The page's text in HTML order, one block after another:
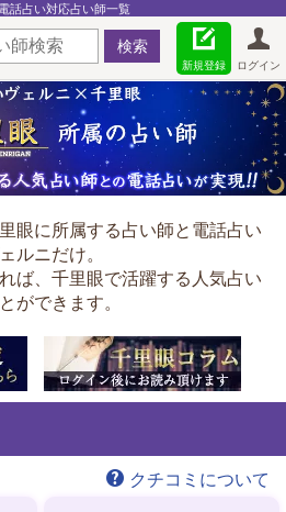
話占い対応占い師一覧
ログイン
新規登録
眼に所属する占い師と電話占い
ルニだけ。
ば、千里眼で活躍する人気占い
ができます。
クチコミについて